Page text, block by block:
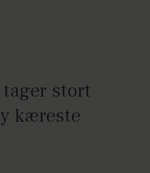
tager stort
kæreste